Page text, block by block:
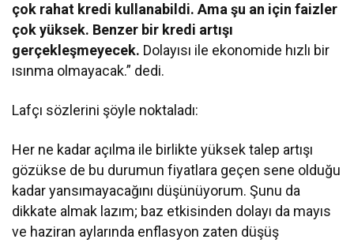
çok rahat kredi kullanabildi. Ama şu an için faizler
çok yüksek. Benzer bir kredi artışı
gerçekleşmeyecek. Dolayısı ile ekonomide hızlı bir
ısınma olmayacak.” dedi.
Lafçı sözlerini şöyle noktaladı:
Her ne kadar açılma ile birlikte yüksek talep artışı
gözükse de bu durumun fiyatlara geçen sene olduğu
kadar yansımayacağını düşünüyorum. Şunu da
dikkate almak lazım; baz etkisinden dolayı da mayıs
ve haziran aylarında enflasyon zaten düşüş